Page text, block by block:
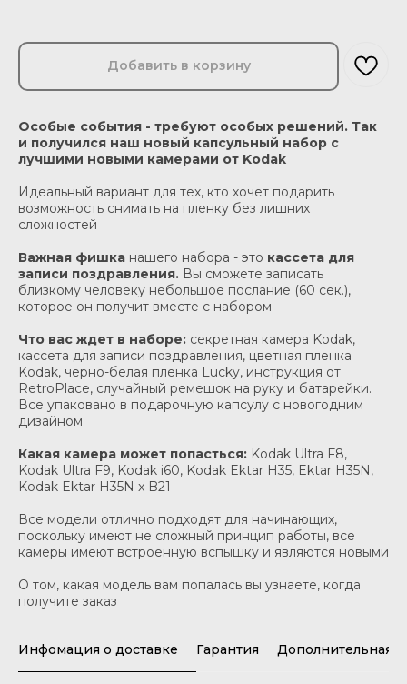
Добавить в корзину
Особые события - требуют особых решений. Так
и получился наш новый капсульный набор с
лучшими новыми камерами от Kodak
Идеальный вариант для тех, кто хочет подарить
возможность снимать на пленку без лишних
сложностей
Важная фишка нашего набора - это кассета для
записи поздравления. Вы сможете записать
близкому человеку небольшое послание (60 сек.),
которое он получит вместе с набором
Что вас ждет в наборе: секретная камера Kodak,
кассета для записи поздравления, цветная пленка
Kodak, черно-белая пленка Lucky, инструкция от
RetroPlace, случайный ремешок на руку и батарейки.
Все упаковано в подарочную капсулу с новогодним
дизайном
Какая камера может попасться: Kodak Ultra F8,
Kodak Ultra F9, Kodak i60, Kodak Ektar H35, Ektar H35N,
Kodak Ektar H35N x B21
Все модели отлично подходят для начинающих,
поскольку имеют не сложный принцип работы, все
камеры имеют встроенную вспышку и являются новыми
О том, какая модель вам попалась вы узнаете, когда
получите заказ
Инфомация о доставке Гарантия Дополнительная